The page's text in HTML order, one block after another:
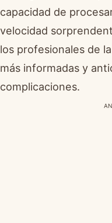
capacidad de
velocidad
los profesionales de
más informadas y
complicaciones.